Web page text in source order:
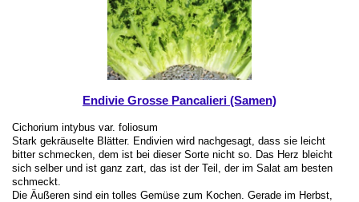
Endivie Grosse Pancalieri (Samen)
Cichorium intybus var. foliosum
Stark gekräuselte Blätter. Endivien wird nachgesagt, dass sie leicht
bitter schmecken, dem ist bei dieser Sorte nicht so. Das Herz bleicht
sich selber und ist ganz zart, das ist der Teil, der im Salat am besten
schmeckt.
Die Äußeren sind ein tolles Gemüse zum Kochen. Gerade im Herbst,